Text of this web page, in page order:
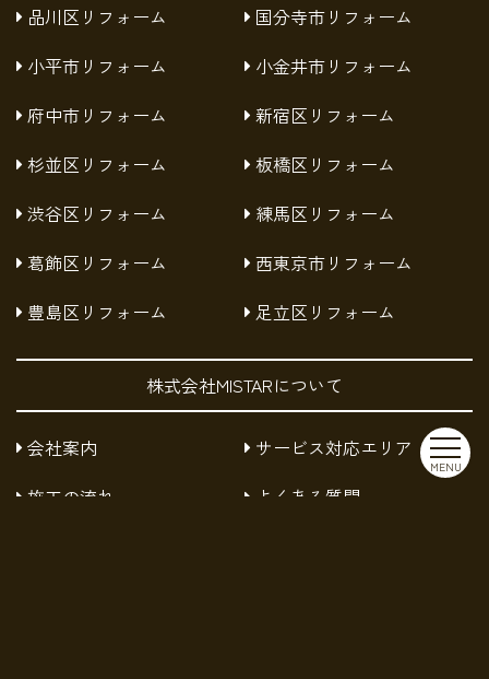
MENU
品川区リフォーム
国分寺市リフォーム
小平市リフォーム
小金井市リフォーム
府中市リフォーム
新宿区リフォーム
杉並区リフォーム
板橋区リフォーム
渋谷区リフォーム
練馬区リフォーム
葛飾区リフォーム
西東京市リフォーム
豊島区リフォーム
足立区リフォーム
株式会社MISTARについて
会社案内
サービス対応エリア
施工の流れ
よくある質問